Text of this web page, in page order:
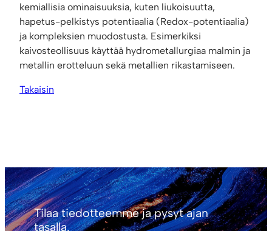
kemiallisia ominaisuuksia, kuten liukoisuutta,
hapetus-pelkistys potentiaalia (Redox-potentiaalia)
ja kompleksien muodostusta. Esimerkiksi
kaivosteollisuus käyttää hydrometallurgiaa malmin ja
metallin erotteluun sekä metallien rikastamiseen.
Takaisin
Tilaa tiedotteemme ja pysyt ajan
tasalla.